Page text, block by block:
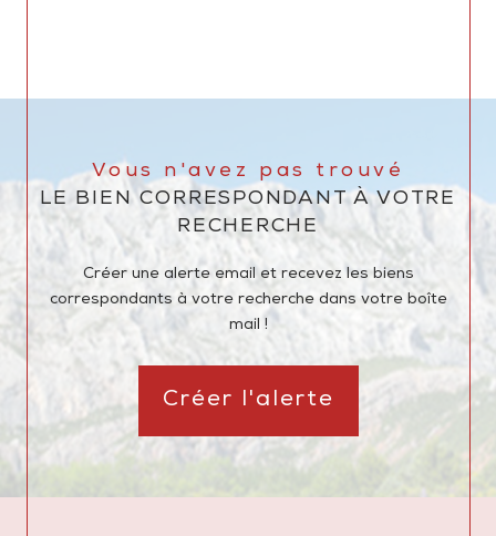
Vous n'avez pas trouvé
LE BIEN CORRESPONDANT À VOTRE
RECHERCHE
Créer une alerte email et recevez les biens
correspondants à votre recherche dans votre boîte
mail !
Créer l'alerte